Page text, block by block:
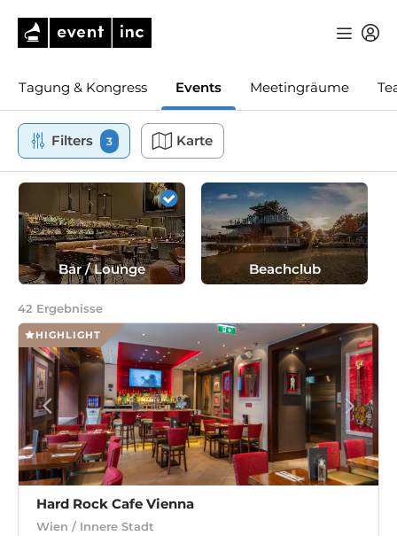
Tagung & Kongress Events Meetingräume
Filters 3 Karte
Bar / Lounge Beachclub
42 Ergebnisse
HIGHLIGHT
Hard Rock Cafe Vienna
Wien / Innere Stadt